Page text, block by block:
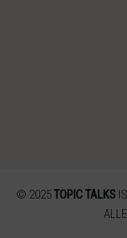
© 2025TOPIC TALKS